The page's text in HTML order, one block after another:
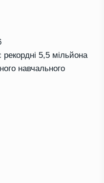
5,5 мільйона
навчального